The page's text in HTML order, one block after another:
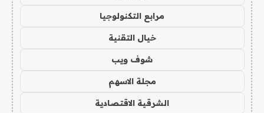
مرابع التكنولوجيا
خيال التقنية
شوف ويب
مجلة الاسهم
الشرقية الاقتصادية